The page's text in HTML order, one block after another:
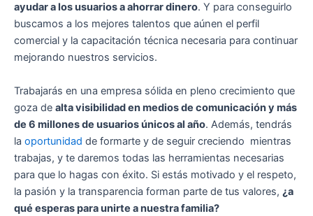
ayudar a los usuarios a ahorrar dinero. Y para conseguirlo
buscamos a los mejores talentos que aúnen el perfil
comercial y la capacitación técnica necesaria para continuar
mejorando nuestros servicios.
Trabajarás en una empresa sólida en pleno crecimiento que
goza de alta visibilidad en medios de comunicación y más
de 6 millones de usuarios únicos al año. Además, tendrás
la oportunidad de formarte y de seguir creciendo mientras
trabajas, y te daremos todas las herramientas necesarias
para que lo hagas con éxito. Si estás motivado y el respeto,
la pasión y la transparencia forman parte de tus valores, ¿a
qué esperas para unirte a nuestra familia?